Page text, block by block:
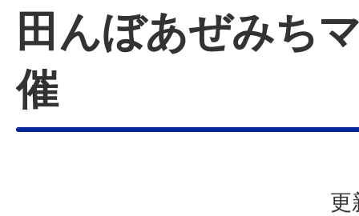
田んぼあぜみち
催
更